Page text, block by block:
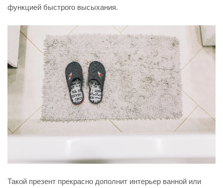
функцией быстрого высыхания.
Такой презент прекрасно дополнит интерьер ванной или